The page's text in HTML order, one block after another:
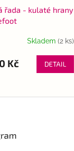
řada - kulaté hrany
Skladem (2 ks)
Kč DETAIL